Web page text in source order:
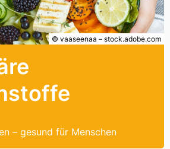
– gesund für Menschen
© vaaseenaa – stock.adobe.com